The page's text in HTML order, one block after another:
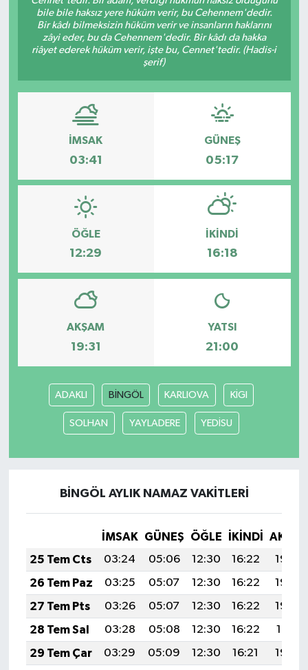
bile bile haksız yere hüküm verir, bu Cehennem'dedir.
Bir kâdı bilmeksizin hüküm verir ve insanların haklarını
zâyi eder, bu da Cehennem'dedir. Bir kâdı da hakka
riâyet ederek hüküm verir, işte bu, Cennet'tedir. (Hadis-i
şerif)
İMSAK
03:41
GÜNEŞ
05:17
ÖĞLE
12:29
İKINDI
16:18
AKŞAM
19:31
YATSI
21:00
ADAKLI BİNGÖL KARLIOVA KİGI
SOLHAN YAYLADERE YEDİSU
BİNGÖL AYLIK NAMAZ VAKITLERI
İMSAK GÜNEŞ ÖĞLE İKINDI
25 Tem Cts
03:24 05:06 12:30 16:22
19:43
26 Tem Paz
03:25 05:07 12:30 16:22
19:43
27 Tem Pts
03:26 05:07 12:30 16:22
19:42
28 Tem Sal
03:28 05:08 12:30 16:22
19:41
29 Tem Çar
03:29 05:09 12:30 16:21
19:40